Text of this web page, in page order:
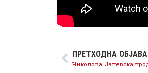
ПРЕТХОДНА ОБЈАВА